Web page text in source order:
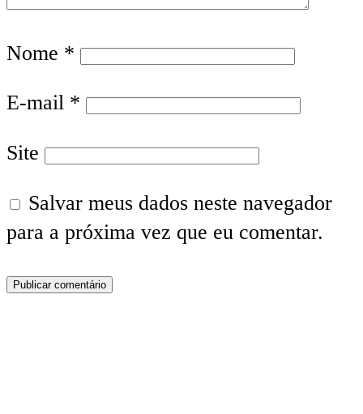
Nome *
E-mail *
Site
Salvar meus dados neste navegador
para a próxima vez que eu comentar.